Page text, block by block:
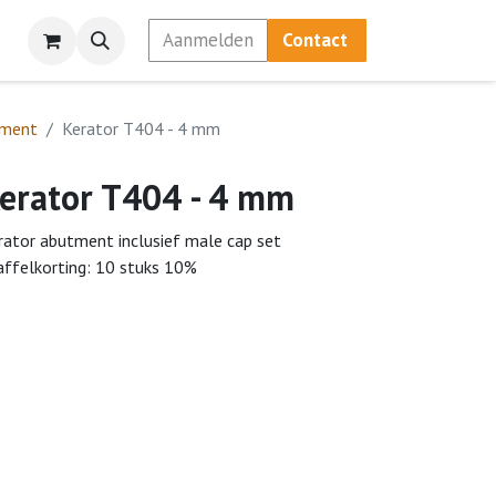
Aanmelden Contact
Kerator T404 - 4 mm
T404 - 4 mm
abutment inclusief male cap set
10 stuks 10%